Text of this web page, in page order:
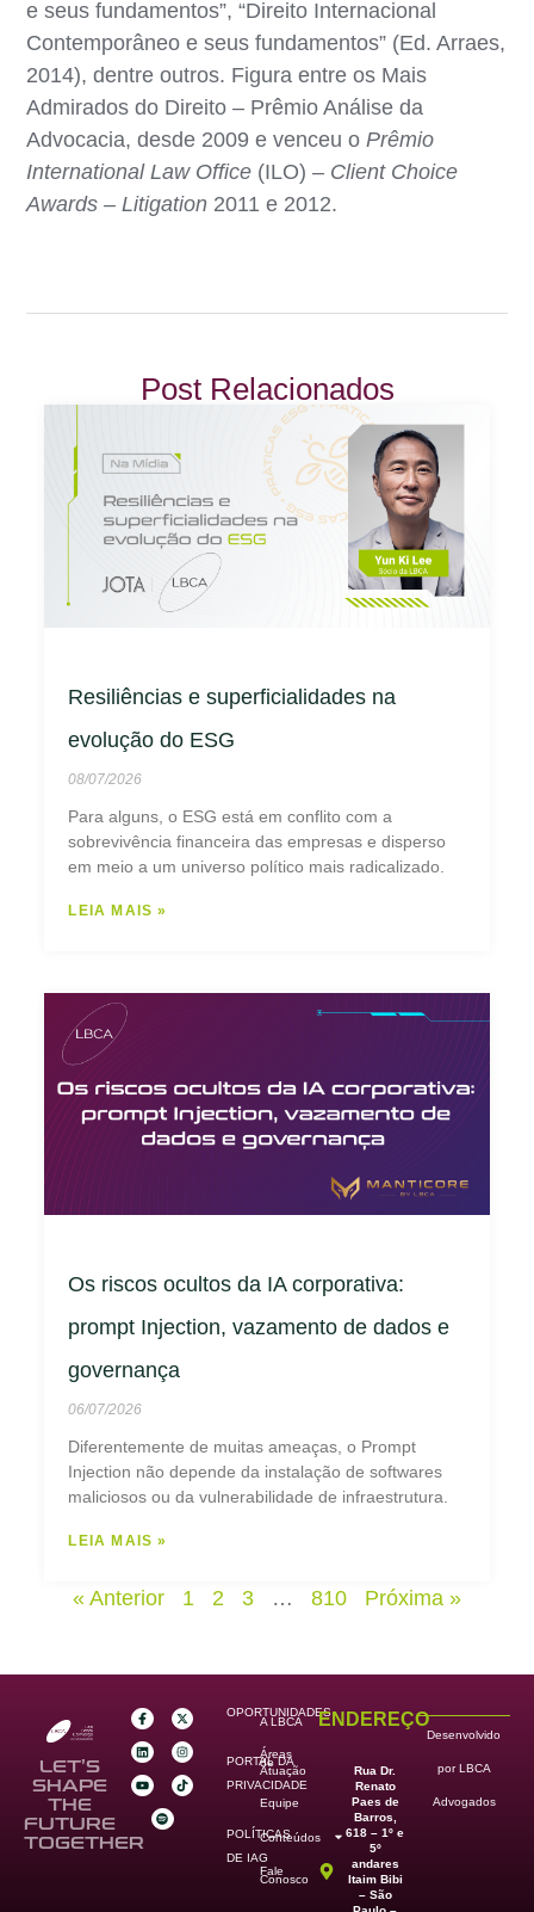
e seus fundamentos”, “Direito Internacional
Contemporâneo e seus fundamentos” (Ed. Arraes,
2014), dentre outros. Figura entre os Mais
Admirados do Direito – Prêmio Análise da
Advocacia, desde 2009 e venceu oPrêmio
International Law Office (ILO) – Client Choice
Awards – Litigation 2011 e 2012.
Post Relacionados
Resiliências e superficialidades na
evolução do ESG
08/07/2026
Para alguns, o ESG está em conflito com a
sobrevivência financeira das empresas e disperso
em meio a um universo político mais radicalizado.
LEIA MAIS »
Os riscos ocultos da IA corporativa:
prompt Injection, vazamento de dados e
governança
06/07/2026
Diferentemente de muitas ameaças, o Prompt
Injection não depende da instalação de softwares
maliciosos ou da vulnerabilidade de infraestrutura.
LEIA MAIS »
« Anterior 1 2 3 … 810 Próxima »
LET’S
SHAPE
THE
FUTURE
TOGETHER
OPORTUNIDADES
PORTAL DA
PRIVACIDADE
POLÍTICAS
DE IAG
A LBCA
Áreas
de
Atuação
Equipe
Conteúdos
Fale
Conosco
ENDEREÇO
Rua Dr.
Renato
Paes de
Barros,
618 – 1º e
5º
andares
Itaim Bibi
– São
Desenvolvido
por LBCA
Advogados